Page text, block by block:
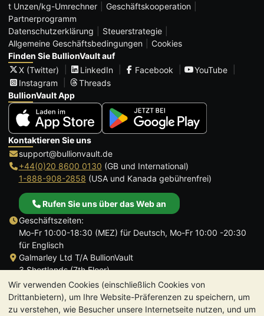
Wir verwenden Cookies (einschließlich Cookies von
Drittanbietern), um Ihre Website-Präferenzen zu speichern, um
zu verstehen, wie Besucher unsere Internetseite nutzen, und um
t Unzen/kg-Umrechner
Geschäftskooperation
Partnerprogramm
Datenschutzerklärung
Steuerstrategie
Allgemeine Geschäftsbedingungen
Cookies
Finden Sie BullionVault auf
X (Twitter)
LinkedIn Facebook
YouTube
Instagram
Threads
BullionVault App
Kontaktieren Sie uns
support@bullionvault.de
+44(0)20 8600 0130 (GB und International)
1-888-908-2858 (USA und Kanada gebührenfrei)
Rufen Sie uns über das Web an
Geschäftszeiten:
Mo-Fr 10:00-18:30 (MEZ) für Deutsch, Mo-Fr 10:00 -20:30
für Englisch
Galmarley Ltd T/A BullionVault
3 Shortlands (7th Floor)
Hammersmith
London
W6 8DA